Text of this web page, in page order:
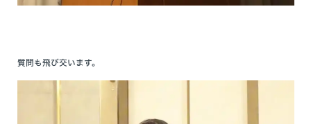
質問も飛び交います。